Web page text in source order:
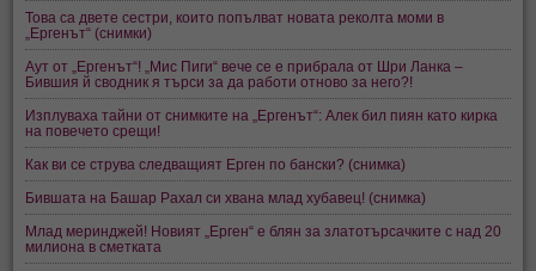
Това са двете сестри, които попълват новата реколта моми в
„Ергенът“ (снимки)
Аут от „Ергенът“! „Мис Пиги“ вече се е прибрала от Шри Ланка –
Бившия й сводник я търси за да работи отново за него?!
Изплуваха тайни от снимките на „Ергенът“: Алек бил пиян като кирка
на повечето срещи!
Как ви се струва следващият Ерген по бански? (снимка)
Бившата на Башар Рахал си хвана млад хубавец! (снимка)
Млад меринджей! Новият „Ерген“ е блян за златотърсачките с над 20
милиона в сметката